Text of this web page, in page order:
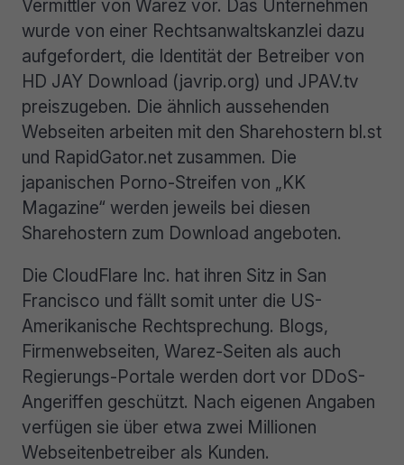
Vermittler von Warez vor. Das Unternehmen
wurde von einer Rechtsanwaltskanzlei dazu
aufgefordert, die Identität der Betreiber von
HD JAY Download (javrip.org) und JPAV.tv
preiszugeben. Die ähnlich aussehenden
Webseiten arbeiten mit den Sharehostern bl.st
und RapidGator.net zusammen. Die
japanischen Porno-Streifen von „KK
Magazine“ werden jeweils bei diesen
Sharehostern zum Download angeboten.
Die CloudFlare Inc. hat ihren Sitz in San
Francisco und fällt somit unter die US-
Amerikanische Rechtsprechung. Blogs,
Firmenwebseiten, Warez-Seiten als auch
Regierungs-Portale werden dort vor DDoS-
Angeriffen geschützt. Nach eigenen Angaben
verfügen sie über etwa zwei Millionen
Webseitenbetreiber als Kunden.